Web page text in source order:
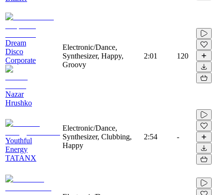
Dream
Disco
Corporate
Nazar
Hrushko
Electronic/Dance,
Synthesizer, Happy,
Groovy
2:01 120
Youthful
Energy
TATANX
Electronic/Dance,
Synthesizer, Clubbing,
Happy
2:54 -